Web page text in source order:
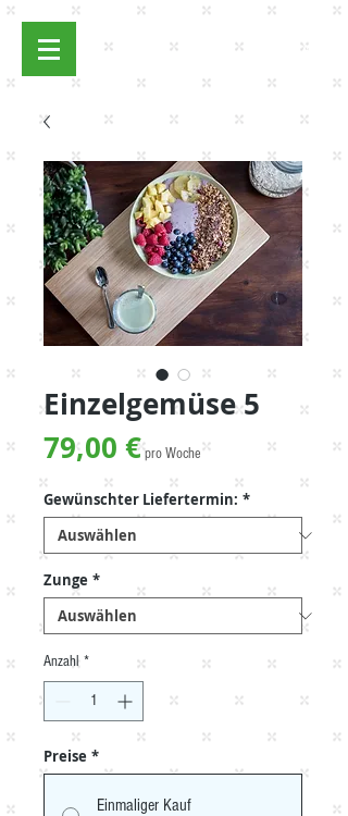
Einzelgemüse 5
79,00 €Preis
pro Woche
Gewünschter Liefertermin: *
Zunge *
Anzahl *
Preise *
Einmaliger Kauf